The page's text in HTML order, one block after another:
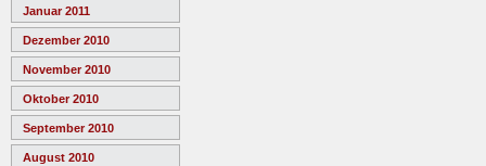
Januar 2011
Dezember 2010
November 2010
Oktober 2010
September 2010
August 2010